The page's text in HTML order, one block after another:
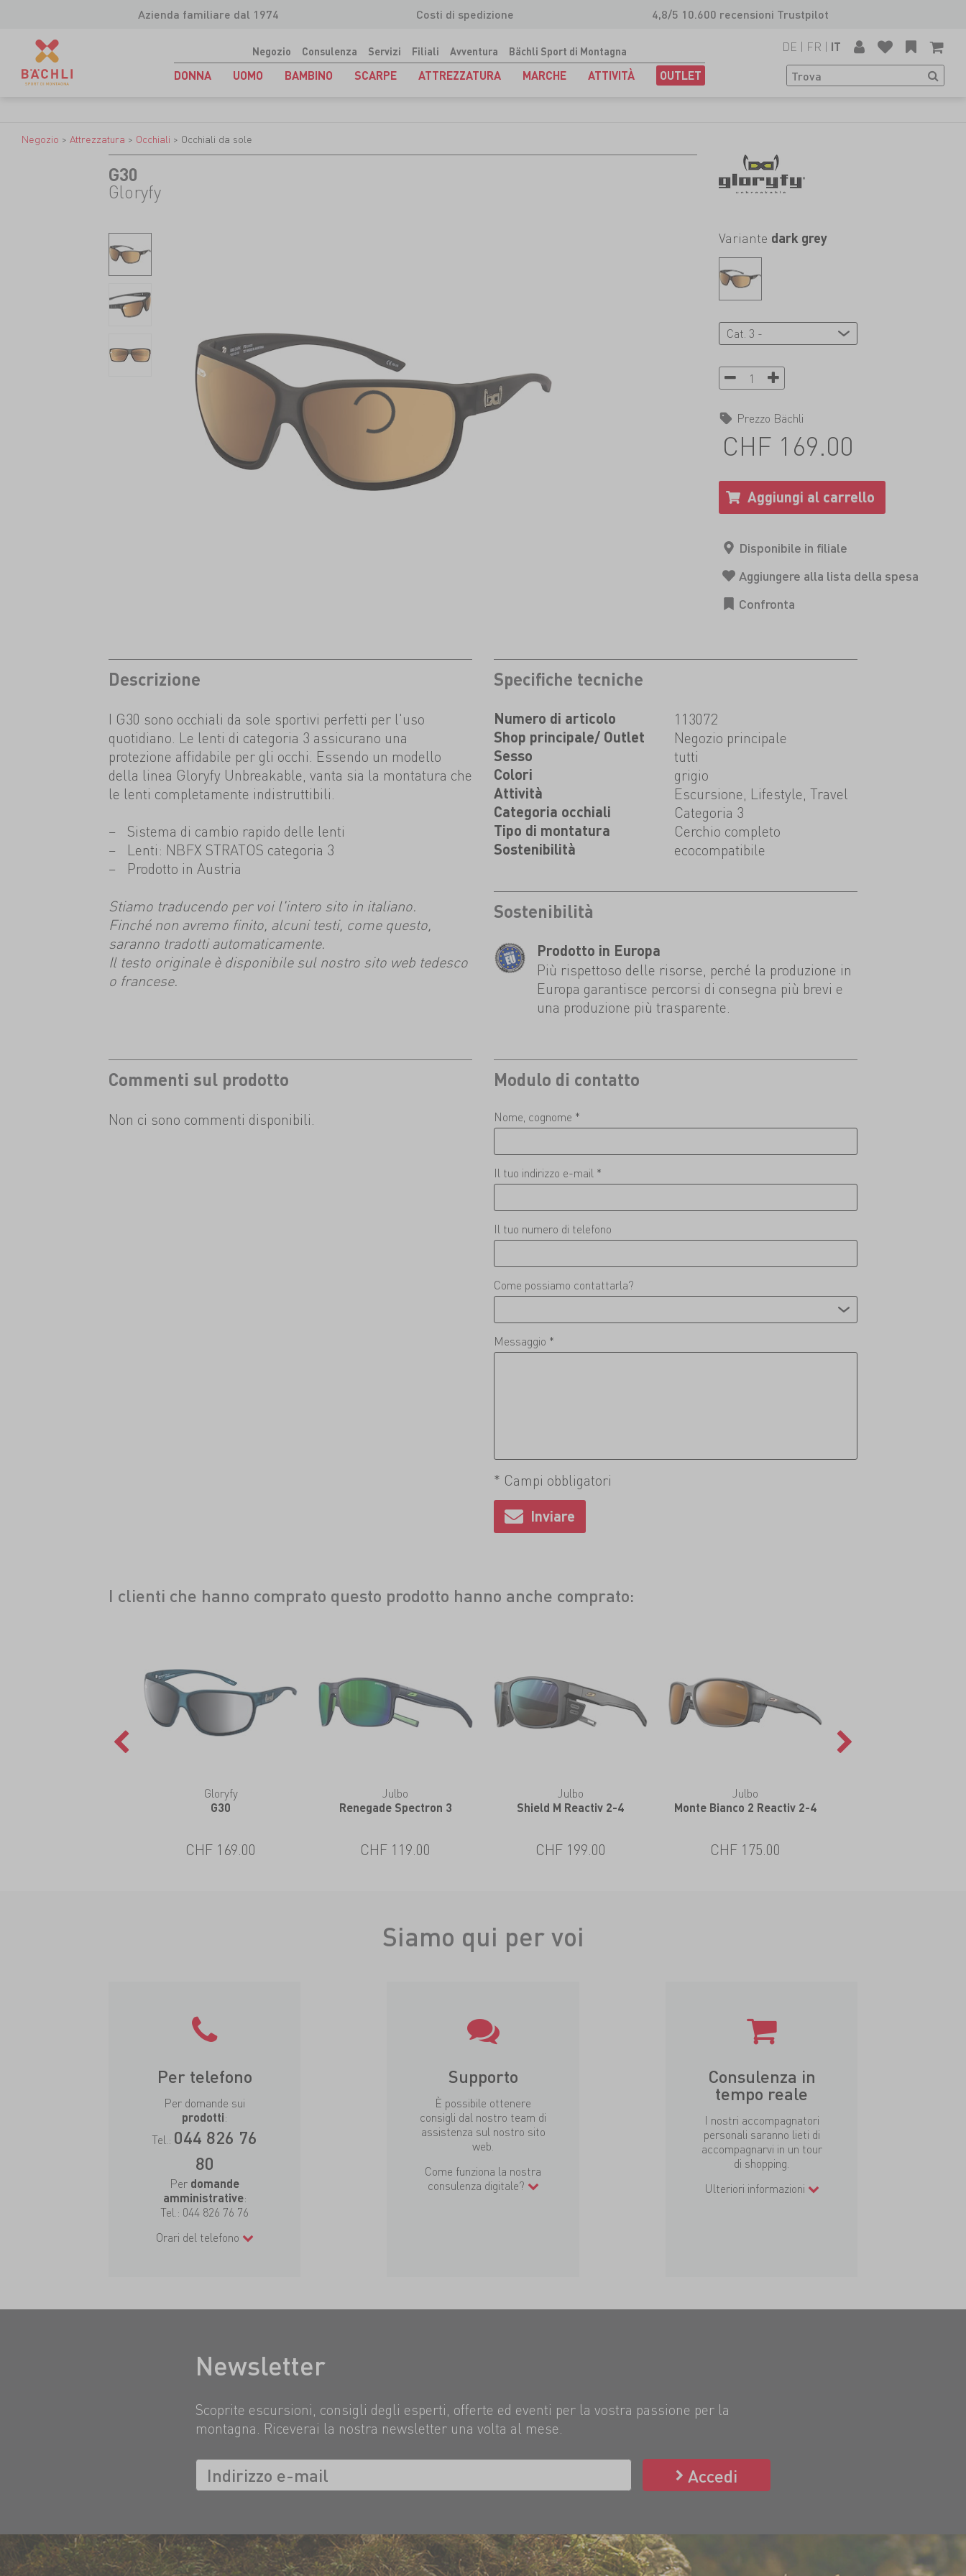
Azienda familiare dal 1974 Costi di spedizione 4,8/5 10.600 recensioni Trustpilot
Negozio Consulenza Servizi Filiali Avventura Bächli Sport di Montagna
DONNA UOMO BAMBINO SCARPE ATTREZZATURA MARCHE ATTIVITÀ OUTLET
DE | FR | IT
Negozio > Attrezzatura > Occhiali > Occhiali da sole
G30
Gloryfy
Variante dark grey
Prezzo Bächli
CHF 169.00
Descrizione
I G30 sono occhiali da sole sportivi perfetti per l'uso
quotidiano. Le lenti di categoria 3 assicurano una
protezione affidabile per gli occhi. Essendo un modello
della linea Gloryfy Unbreakable, vanta sia la montatura che
le lenti completamente indistruttibili.
Sistema di cambio rapido delle lenti
Lenti: NBFX STRATOS categoria 3
Prodotto in Austria
Stiamo traducendo per voi l'intero sito in italiano.
Finché non avremo finito, alcuni testi, come questo,
saranno tradotti automaticamente.
Il testo originale è disponibile sul nostro sito web tedesco
o francese.
Specifiche tecniche
Numero di articolo 113072
Shop principale/ Outlet Negozio principale
Sesso tutti
Colori grigio
Attività Escursione, Lifestyle, Travel
Categoria occhiali Categoria 3
Tipo di montatura Cerchio completo
Sostenibilità ecocompatibile
Sostenibilità
Prodotto in Europa
Più rispettoso delle risorse, perché la produzione in
Europa garantisce percorsi di consegna più brevi e
una produzione più trasparente.
Commenti sul prodotto
Non ci sono commenti disponibili.
Modulo di contatto
Nome, cognome *
Il tuo indirizzo e-mail *
Il tuo numero di telefono
Come possiamo contattarla?
Messaggio *
* Campi obbligatori
I clienti che hanno comprato questo prodotto hanno anche comprato:
Gloryfy
G30
CHF 169.00
Julbo
Renegade Spectron 3
CHF 119.00
Julbo
Shield M Reactiv 2-4
CHF 199.00
Julbo
Monte Bianco 2 Reactiv 2-4
CHF 175.00
Siamo qui per voi
Per telefono
Per domande sui
prodotti:
Tel.: 044 826 76
80
Per domande
amministrative:
Tel.: 044 826 76 76
Orari del telefono
Supporto
È possibile ottenere
consigli dal nostro team di
assistenza sul nostro sito
web.
Come funziona la nostra
consulenza digitale?
Consulenza in
tempo reale
I nostri accompagnatori
personali saranno lieti di
accompagnarvi in un tour
di shopping.
Ulteriori informazioni
Newsletter
Scoprite escursioni, consigli degli esperti, offerte ed eventi per la vostra passione per la
montagna. Riceverai la nostra newsletter una volta al mese.
Accedi